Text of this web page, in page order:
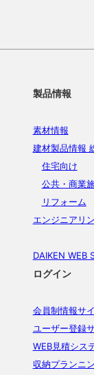
製品情報
素材情報
建材製品情報
住宅向け
公共・商業
リフォーム
エンジニアリ
DAIKEN WEB
ログイン
会員制情報サ
ユーザー登録
WEB見積シス
収納プランニ